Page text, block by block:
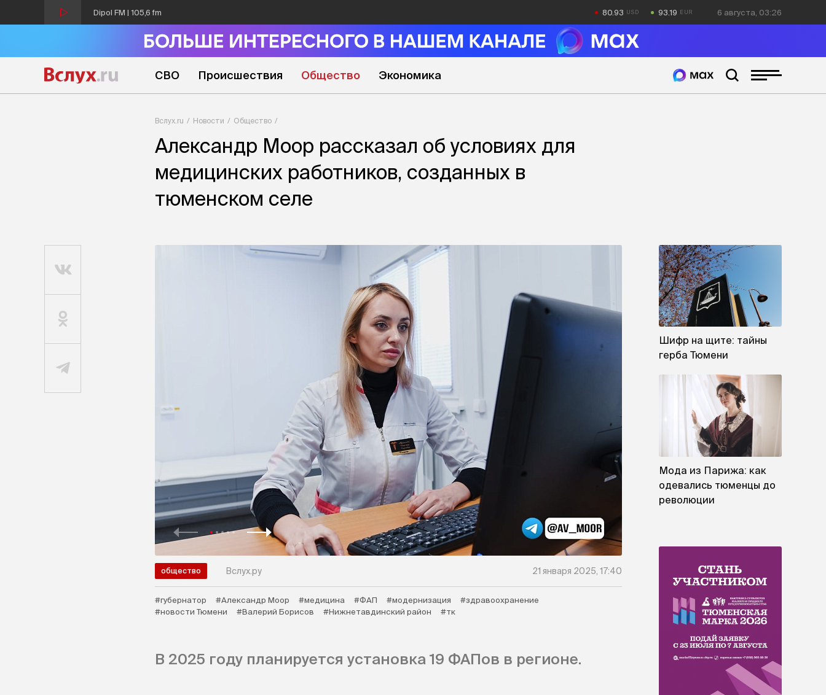
Dipol FM | 105,6 fm 80.93 93.19 6 августа, 03:26
СВО Происшествия Общество Экономика
Вслух.ru Новости Общество
Александр Моор рассказал об условиях для
медицинских работников, созданных в
тюменском селе
общество Вслух.ру 21 января 2025, 17:40
#губернатор #Александр Моор #медицина #ФАП #модернизация
#здравоохранение
#новости Тюмени
#Валерий Борисов #Нижнетавдинский район #тк
В 2025 году планируется установка 19 ФАПов в регионе.
Шифр на щите: тайны
герба Тюмени
Мода из Парижа: как
одевались тюменцы до
революции